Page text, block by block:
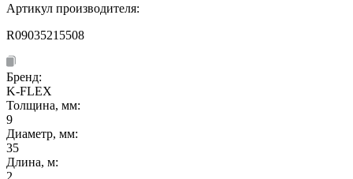
Артикул производителя:
R09035215508
Бренд:
K-FLEX
Толщина, мм:
9
Диаметр, мм:
35
Длина, м:
2